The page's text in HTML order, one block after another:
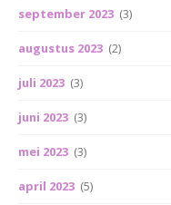
september 2023 (3)
augustus 2023 (2)
juli 2023 (3)
juni 2023 (3)
mei 2023 (3)
april 2023 (5)